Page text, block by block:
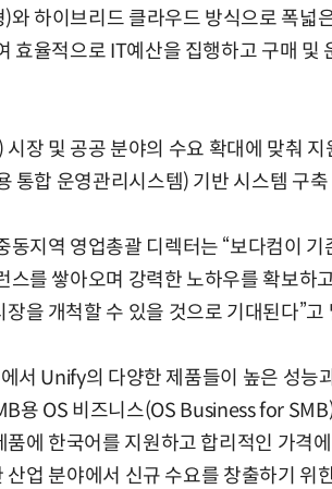
하이브리드 클라우드 방식으로 폭넓
효율적으로 IT예산을 집행하고 구매 및
장 및 공공 분야의 수요 확대에 맞춰
통합 운영관리시스템) 기반 시스템 구
동지역 영업총괄 디렉터는 “보다컴이
스를 쌓아오며 강력한 노하우를 확보하
을 개척할 수 있을 것으로 기대된다”고
서 Unify의 다양한 제품들이 높은 성능
용 OS 비즈니스(OS Business for
품에 한국어를 지원하고 합리적인 가격
산업 분야에서 신규 수요를 창출하기 위